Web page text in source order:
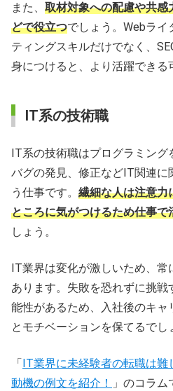
また、 取材対象への配慮や共
どで役立つでしょう。Webライ
ティングスキルだけでなく、
身につけると、より活躍できる
IT系の技術職
IT系の技術職はプログラミン
バグの発見、修正などIT関連に
う仕事です。 繊細な人は注意力
ところに気がつけるため仕事
しょう。
IT業界は変化が激しいため、
あります。失敗を恐れずに挑
能性があるため、入社後のキ
とモチベーションを保てるでし
「
IT業界に未経験者の転職は難
動機の例文を紹介！
」のコラ